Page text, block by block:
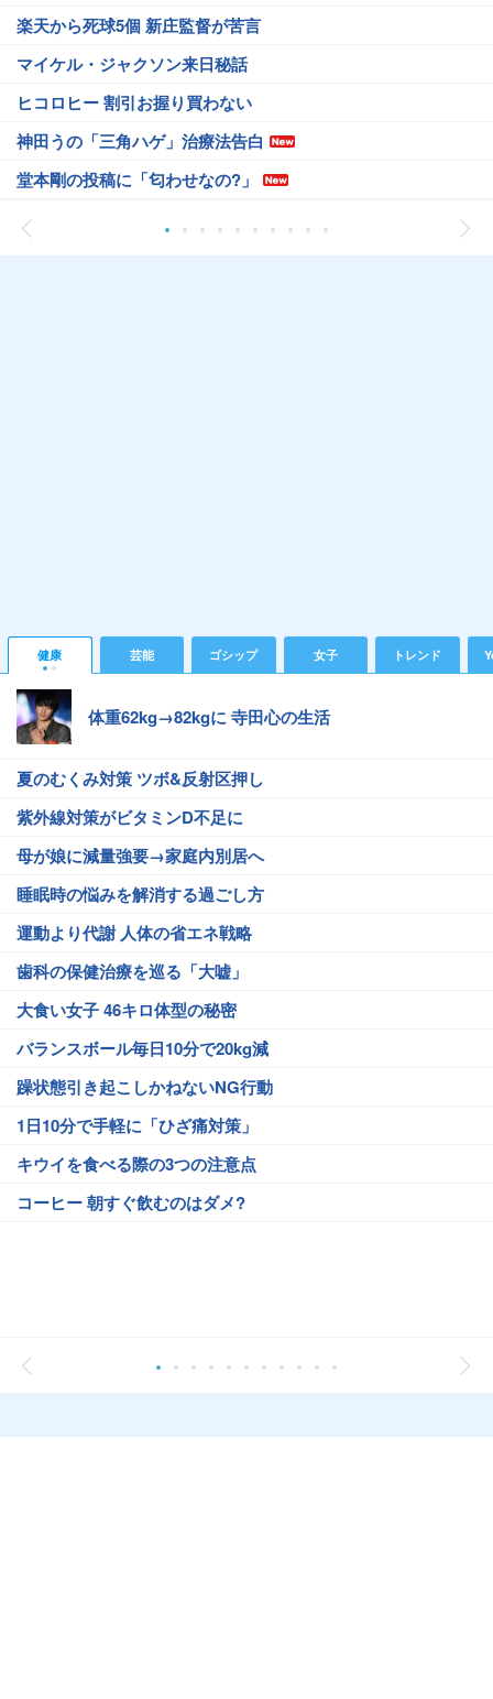
楽天から死球5個 新庄監督が苦言
マイケル・ジャクソン来日秘話
ヒコロヒー 割引お握り買わない
神田うの「三角ハゲ」治療法告白
堂本剛の投稿に「匂わせなの?」
健康 芸能 ゴシップ 女子 トレンド
体重62kg→82kgに 寺田心の生活
夏のむくみ対策 ツボ&反射区押し
紫外線対策がビタミンD不足に
母が娘に減量強要→家庭内別居へ
睡眠時の悩みを解消する過ごし方
運動より代謝 人体の省エネ戦略
歯科の保健治療を巡る「大嘘」
大食い女子 46キロ体型の秘密
バランスボール毎日10分で20kg減
躁状態引き起こしかねないNG行動
1日10分で手軽に「ひざ痛対策」
キウイを食べる際の3つの注意点
コーヒー 朝すぐ飲むのはダメ?